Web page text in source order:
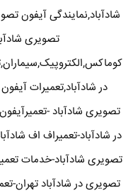
شادآباد,نمایندگی آیفون
تصویری
در شادآباد,تعمیرات
تصویری شادآباد -
در شادآباد-تعمیراف اف
تصویری شادآباد-خدمات
تصویری در شادآباد تهران-